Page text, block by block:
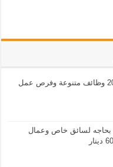
وظائف في السعودية 2024 وظائف متنوعة وفرص عمل
وظائف في الكويت 2024 بحاجه لسائق خاص وعمال